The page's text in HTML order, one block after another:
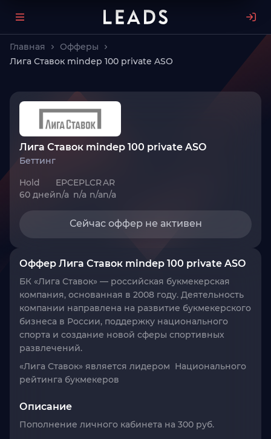
Главная
Офферы
Лига Ставок mindep 100 private ASO
Лига Ставок mindep 100 private ASO
Беттинг
Hold
60 дней
EPC
n/a
EPL
n/a
CR
n/a
AR
n/a
Сейчас оффер не активен
Оффер Лига Ставок mindep 100 private ASO
БК «Лига Ставок» — российская букмекерская
компания, основанная в 2008 году. Деятельность
компании направлена на развитие букмекерского
бизнеса в России, поддержку национального
спорта и создание новой сферы спортивных
развлечений.
«Лига Ставок» является лидером Национального
рейтинга букмекеров
Описание
Пополнение личного кабинета на 300 руб.